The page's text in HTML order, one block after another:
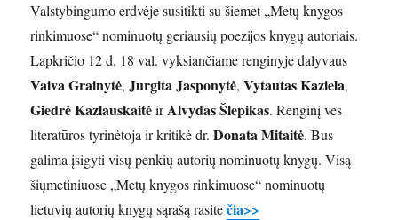
Valstybingumo erdvėje susitikti su šiemet „Metų knygos
rinkimuose“ nominuotų geriausių poezijos knygų autoriais.
Lapkričio 12 d. 18 val. vyksiančiame renginyje dalyvaus
Vaiva Grainytė,Jurgita Jasponytė,Vytautas Kaziela,
Giedrė KazlauskaitėirAlvydas Šlepikas. Renginį ves
literatūros tyrinėtoja ir kritikė dr.Donata Mitaitė. Bus
galima įsigyti visų penkių autorių nominuotų knygų. Visą
šiųmetiniuose „Metų knygos rinkimuose“ nominuotų
lietuvių autorių knygų sąrašą rasitečia>>